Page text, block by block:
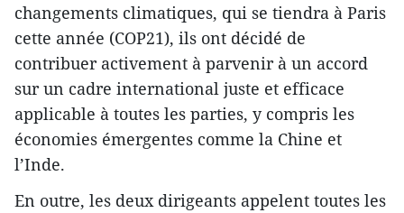
changements climatiques, qui se tiendra à Paris
cette année (COP21), ils ont décidé de
contribuer activement à parvenir à un accord
sur un cadre international juste et efficace
applicable à toutes les parties, y compris les
économies émergentes comme la Chine et
l’Inde.
En outre, les deux dirigeants appelent toutes les